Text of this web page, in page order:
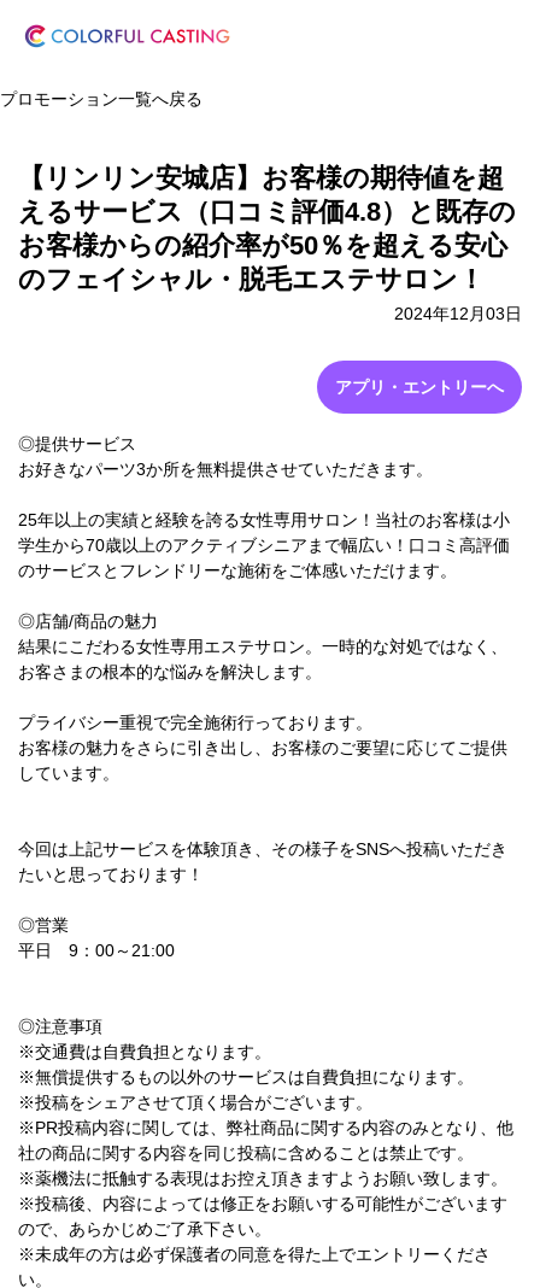
プロモーション一覧へ戻る
【リンリン安城店】お客様の期待値を超
えるサービス（口コミ評価4.8）と既存の
お客様からの紹介率が50％を超える安心
のフェイシャル・脱毛エステサロン！
2024年12月03日
アプリ・エントリーへ
◎提供サービス
お好きなパーツ3か所を無料提供させていただきます。
25年以上の実績と経験を誇る女性専用サロン！当社のお客様は小
学生から70歳以上のアクティブシニアまで幅広い！口コミ高評価
のサービスとフレンドリーな施術をご体感いただけます。
◎店舗/商品の魅力
結果にこだわる女性専用エステサロン。一時的な対処ではなく、
お客さまの根本的な悩みを解決します。
プライバシー重視で完全施術行っております。
お客様の魅力をさらに引き出し、お客様のご要望に応じてご提供
しています。
今回は上記サービスを体験頂き、その様子をSNSへ投稿いただき
たいと思っております！
◎営業
平日 9：00～21:00
◎注意事項
※交通費は自費負担となります。
※無償提供するもの以外のサービスは自費負担になります。
※投稿をシェアさせて頂く場合がございます。
※PR投稿内容に関しては、弊社商品に関する内容のみとなり、他
社の商品に関する内容を同じ投稿に含めることは禁止です。
※薬機法に抵触する表現はお控え頂きますようお願い致します。
※投稿後、内容によっては修正をお願いする可能性がございます
ので、あらかじめご了承下さい。
※未成年の方は必ず保護者の同意を得た上でエントリーくださ
い。